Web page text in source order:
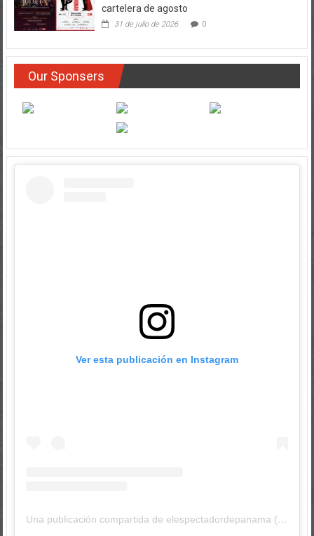
cartelera de agosto
31 de julio de 2026 0
Our Sponsers
Ver esta publicación en Instagram
Una publicación compartida de elespectadordepanama (@elespectadordepanama)